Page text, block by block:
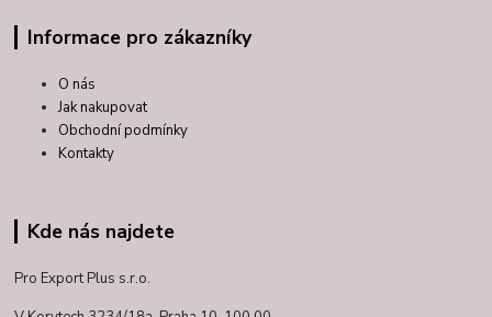
Informace pro zákazníky
O nás
Jak nakupovat
Obchodní podmínky
Kontakty
Kde nás najdete
Pro Export Plus s.r.o.